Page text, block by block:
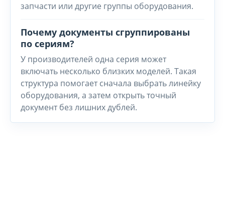
запчасти или другие группы оборудования.
Почему документы сгруппированы
по сериям?
У производителей одна серия может
включать несколько близких моделей. Такая
структура помогает сначала выбрать линейку
оборудования, а затем открыть точный
документ без лишних дублей.